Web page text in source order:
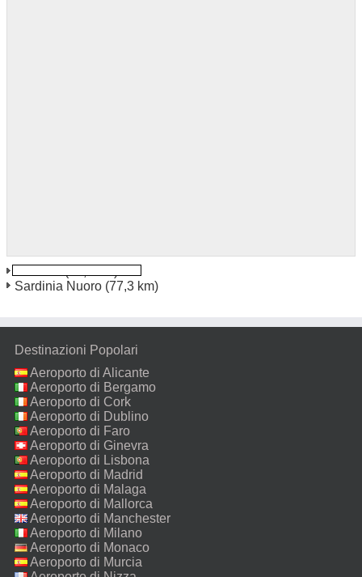
Sardinia Nuoro (77,3 km)
Destinazioni Popolari
Aeroporto di Alicante
Aeroporto di Bergamo
Aeroporto di Cork
Aeroporto di Dublino
Aeroporto di Faro
Aeroporto di Ginevra
Aeroporto di Lisbona
Aeroporto di Madrid
Aeroporto di Malaga
Aeroporto di Mallorca
Aeroporto di Manchester
Aeroporto di Milano
Malpensa
Aeroporto di Monaco
Aeroporto di Murcia